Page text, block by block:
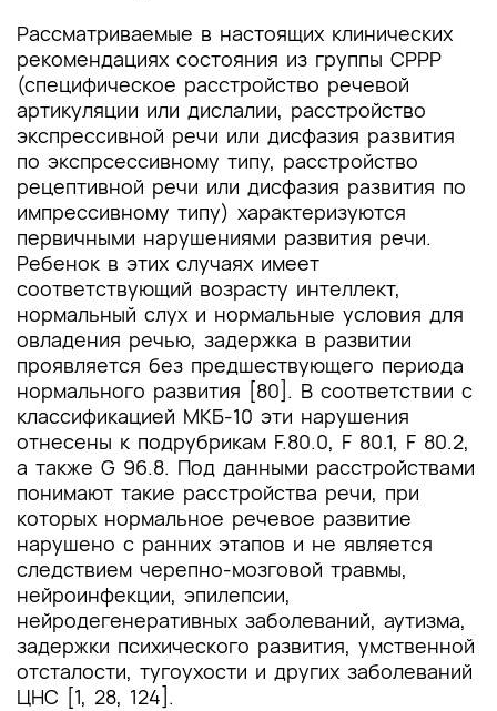
Рассматриваемые в настоящих клинических
рекомендациях состояния из группы СРРР
(специфическое расстройство речевой
артикуляции или дислалии, расстройство
экспрессивной речи или дисфазия развития
по экспрсессивному типу, расстройство
рецептивной речи или дисфазия развития по
импрессивному типу) характеризуются
первичными нарушениями развития речи.
Ребенок в этих случаях имеет
соответствующий возрасту интеллект,
нормальный слух и нормальные условия для
овладения речью, задержка в развитии
проявляется без предшествующего периода
нормального развития [80]. В соответствии с
классификацией МКБ-10 эти нарушения
отнесены к подрубрикам F.80.0, F 80.1, F 80.2,
а также G 96.8. Под данными расстройствами
понимают такие расстройства речи, при
которых нормальное речевое развитие
нарушено с ранних этапов и не является
следствием черепно-мозговой травмы,
нейроинфекции, эпилепсии,
нейродегенеративных заболеваний, аутизма,
задержки психического развития, умственной
отсталости, тугоухости и других заболеваний
ЦНС [1, 28, 124].